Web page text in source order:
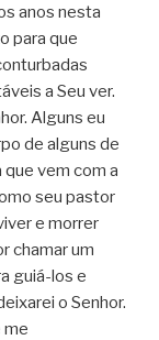
anos nesta
para que
a Seu ver.
Alguns eu
de alguns de
que vem com a
seu pastor
e morrer
chamar um
guiá-los e
o Senhor.
me